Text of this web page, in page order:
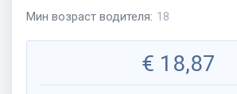
Мин возраст водителя: 18
€ 18,87